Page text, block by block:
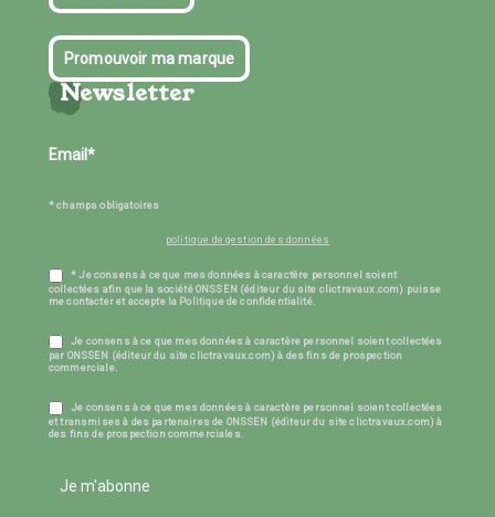
Promouvoir ma marque
Newsletter
* champs obligatoires
politique de gestion des données
* Je consens à ce que mes données à caractère personnel soient
collectées afin que la société ONSSEN (éditeur du site clictravaux.com) puisse
me contacter et accepte la Politique de confidentialité.
Je consens à ce que mes données à caractère personnel soient collectées
par ONSSEN (éditeur du site clictravaux.com) à des fins de prospection
commerciale.
Je consens à ce que mes données à caractère personnel soient collectées
et transmises à des partenaires de ONSSEN (éditeur du site clictravaux.com) à
des fins de prospection commerciales.
Je m'abonne